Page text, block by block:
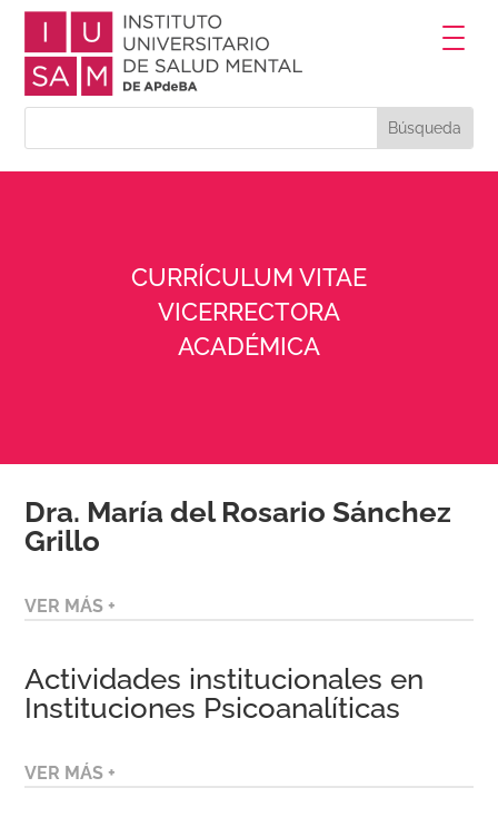
CURRÍCULUM VITAE
VICERRECTORA
ACADÉMICA
Dra. María del Rosario Sánchez
Grillo
VER MÁS +
Actividades institucionales en
Instituciones Psicoanalíticas
VER MÁS +